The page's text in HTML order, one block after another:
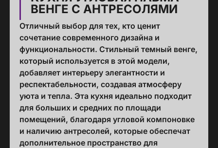
ВЕНГЕ С АНТРЕСОЛЯМИ
Отличный выбор для тех, кто ценит
сочетание современного дизайна и
функциональности. Стильный темный венге,
который используется в этой модели,
добавляет интерьеру элегантности и
респектабельности, создавая атмосферу
уюта и тепла. Эта кухня идеально подходит
для больших и средних по площади
помещений, благодаря угловой компоновке
и наличию антресолей, которые обеспечат
дополнительное пространство для